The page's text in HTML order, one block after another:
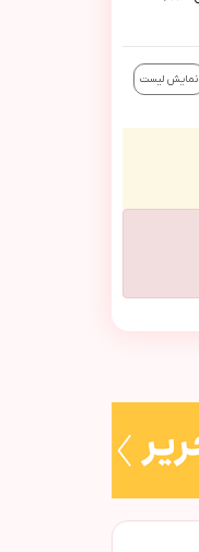
سايز٥: دورسينه:٧٦/قدبالاتنه:٣١/قدكل:٩٠/
نمایش لیست